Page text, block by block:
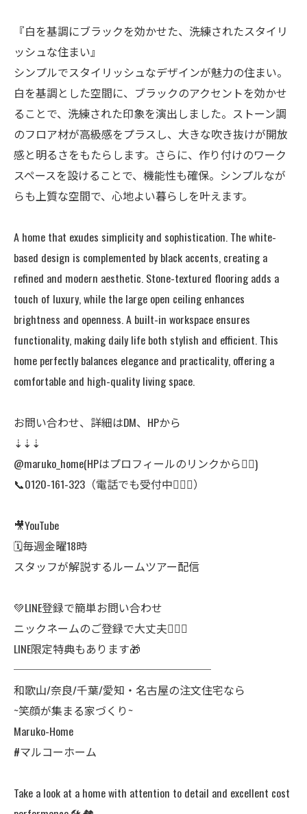
『白を基調にブラックを効かせた、洗練されたスタイリ
ッシュな住まい』
シンプルでスタイリッシュなデザインが魅力の住まい。
白を基調とした空間に、ブラックのアクセントを効かせ
ることで、洗練された印象を演出しました。ストーン調
のフロア材が高級感をプラスし、大きな吹き抜けが開放
感と明るさをもたらします。さらに、作り付けのワーク
スペースを設けることで、機能性も確保。シンプルなが
らも上質な空間で、心地よい暮らしを叶えます。
A home that exudes simplicity and sophistication. The white-
based design is complemented by black accents, creating a
refined and modern aesthetic. Stone-textured flooring adds a
touch of luxury, while the large open ceiling enhances
brightness and openness. A built-in workspace ensures
functionality, making daily life both stylish and efficient. This
home perfectly balances elegance and practicality, offering a
comfortable and high-quality living space.
お問い合わせ、詳細はDM、HPから
⇣⇣⇣
@maruko_home(HPはプロフィールのリンクから👆🏻)
📞0120-161-323（電話でも受付中🙆🏻‍♀️）
🎥YouTube
🗓毎週金曜18時
スタッフが解説するルームツアー配信
💚LINE登録で簡単お問い合わせ
ニックネームのご登録で大丈夫🙆🏻‍♀️
LINE限定特典もあります🎁
──────────────────
和歌山/奈良/千葉/愛知・名古屋の注文住宅なら
~笑顔が集まる家づくり~
Maruko-Home
#マルコーホーム
Take a look at a home with attention to detail and excellent cost